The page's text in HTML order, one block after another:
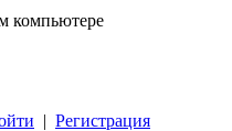
компьютере
| Регистрация